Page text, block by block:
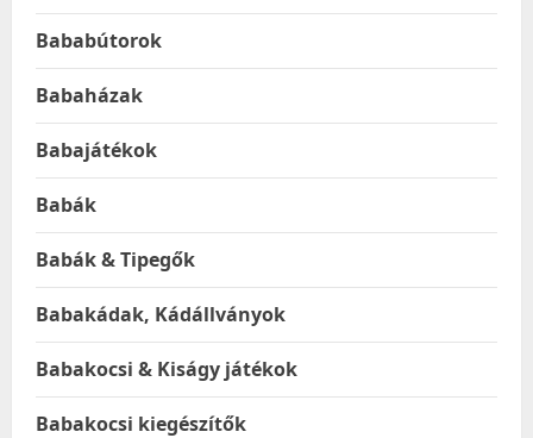
Bababútorok
Babaházak
Babajátékok
Babák
Babák & Tipegők
Babakádak, Kádállványok
Babakocsi & Kiságy játékok
Babakocsi kiegészítők